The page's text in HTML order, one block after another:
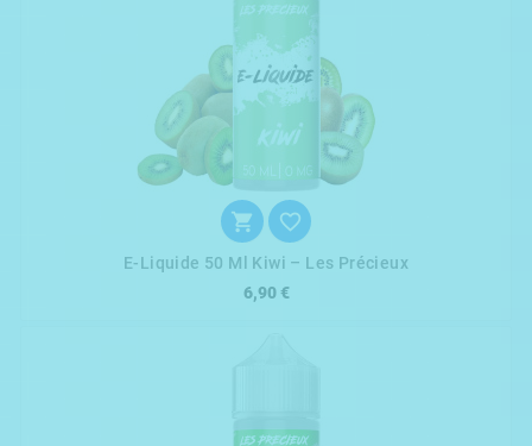
 
E-Liquide 50 Ml Kiwi – Les Précieux
6,90 €